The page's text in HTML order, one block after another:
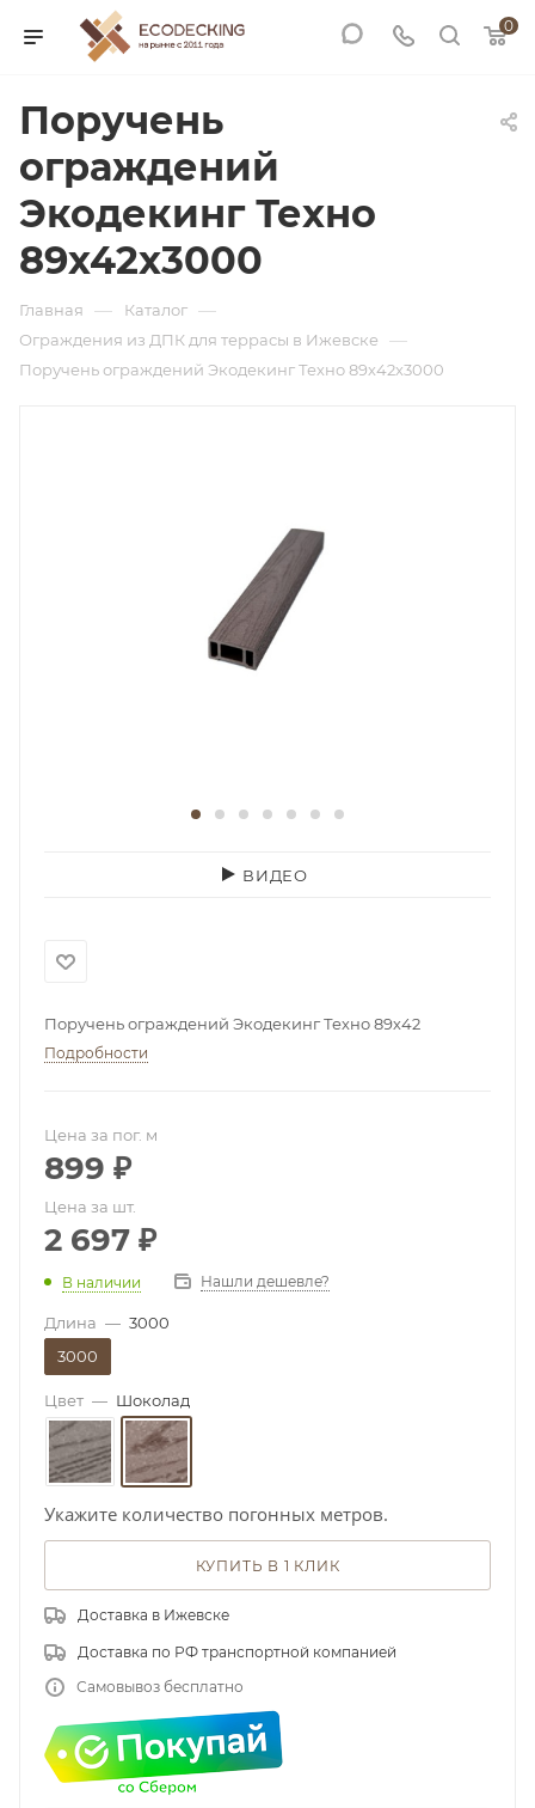
0
Поручень
ограждений
Экодекинг Техно
89х42х3000
Главная — Каталог —
Ограждения из ДПК для террасы в Ижевске —
Поручень ограждений Экодекинг Техно 89х42х3000
ВИДЕО
Поручень ограждений Экодекинг Техно 89х42
Подробности
Цена за пог. м
899 ₽
Цена за шт.
2 697 ₽
В наличии Нашли дешевле?
Длина — 3000
3000
Цвет — Шоколад
Укажите количество погонных метров.
КУПИТЬ В 1 КЛИК
Доставка в Ижевске
Доставка по РФ транспортной компанией
Самовывоз бесплатно